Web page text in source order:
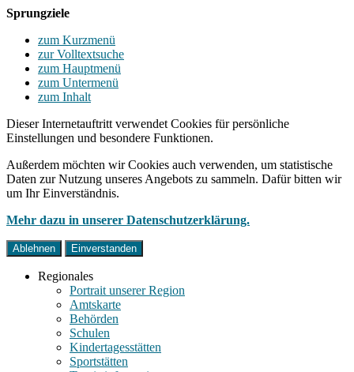
Sprungziele
zum Kurzmenü
zur Volltextsuche
zum Hauptmenü
zum Untermenü
zum Inhalt
Dieser Internetauftritt verwendet Cookies für persönliche
Einstellungen und besondere Funktionen.
Außerdem möchten wir Cookies auch verwenden, um statistische
Daten zur Nutzung unseres Angebots zu sammeln. Dafür bitten wir
um Ihr Einverständnis.
Mehr dazu in unserer Datenschutzerklärung.
Ablehnen Einverstanden
Regionales
Portrait unserer Region
Amtskarte
Behörden
Schulen
Kindertagesstätten
Sportstätten